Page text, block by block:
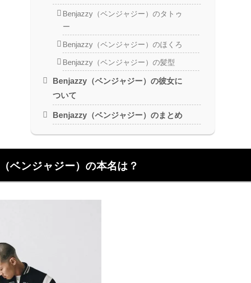
Benjazzy（ベンジャジー）のタトゥ
ー
Benjazzy（ベンジャジー）のほくろ
Benjazzy（ベンジャジー）の髪型
Benjazzy（ベンジャジー）の彼女に
ついて
Benjazzy（ベンジャジー）のまとめ
ベンジャジー）の本名は？